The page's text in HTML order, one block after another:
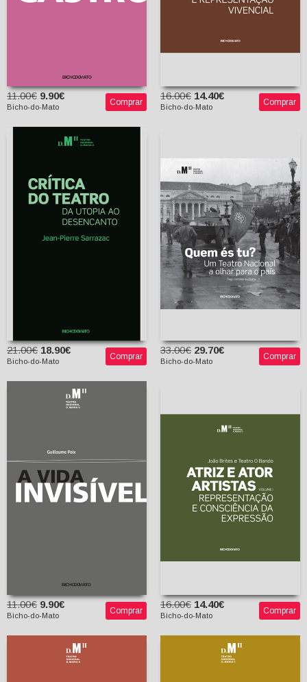
11.00€ 9.90€
Bicho-do-Mato Comprar
16.00€ 14.40€
Bicho-do-Mato Comprar
Crítica do Teatro - Da
Utopia ao Desencanto
Jean Pierre Sarrazac
Alexandra Moreira da
Silva (tradutora)
21.00€ 18.90€
Bicho-do-Mato Comprar
Quem és tu? - Um
Teatro Nacional a olhar
para o país
Tiago Bartolomeu
Costa
33.00€ 29.70€
Bicho-do-Mato Comprar
Guillaume Poix
Joana Frazão
(tradutora)
11.00€ 9.90€
Bicho-do-Mato Comprar
Consciência da
Expressão
16.00€ 14.40€
Bicho-do-Mato Comprar